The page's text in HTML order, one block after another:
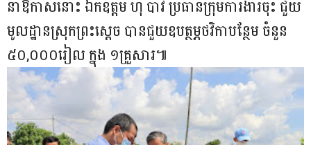
នាឱកាសនោះ ឯកឧត្តម ហ៊ឺ បាវី ប្រធានក្រុមការងារចុះ ជួយ
មូលដ្ឋានស្រុកព្រះស្តេច បានជួយឧបត្ថម្ភថវិកាបន្ថែម ចំនួន
៥០,០០០រៀល ក្នុង ១គ្រួសារ៕